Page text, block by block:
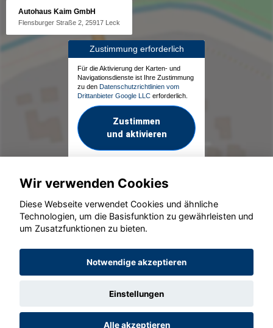
Autohaus Kaim GmbH
Flensburger Straße 2, 25917 Leck
Zustimmung erforderlich
Für die Aktivierung der Karten- und
Navigationsdienste ist Ihre Zustimmung
zu den Datenschutzrichtlinien vom
Drittanbieter Google LLC erforderlich.
Zustimmen
und aktivieren
© konjunkturmotor.de GmbH 2020 - 2026
Wir verwenden Cookies
Diese Webseite verwendet Cookies und ähnliche
Technologien, um die Basisfunktion zu gewährleisten und
um Zusatzfunktionen zu bieten.
Notwendige akzeptieren
Einstellungen
Alle akzeptieren